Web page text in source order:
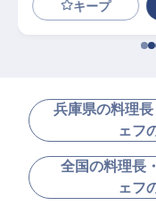
キープ
兵庫県の料理
ェフ
全国の料理長
ェフ